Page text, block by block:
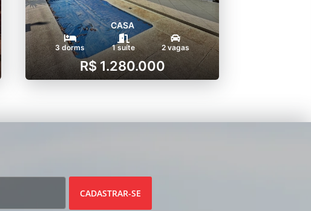
CASA
3 dorms 1 suíte 2 vagas
R$ 1.280.000
CADASTRAR-SE